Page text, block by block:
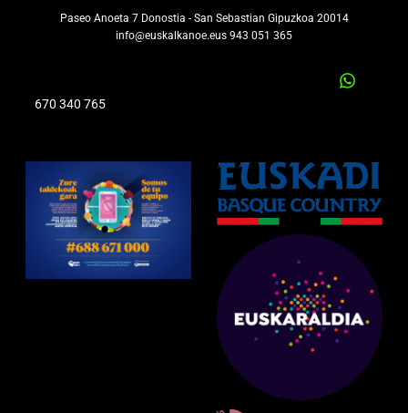
Paseo Anoeta 7 Donostia - San Sebastian Gipuzkoa 20014
info@euskalkanoe.eus 943 051 365
670 340 765